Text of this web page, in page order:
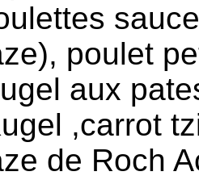
poulet
aux
,carrot
de Roch